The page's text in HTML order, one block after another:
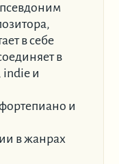
в себе
в
indie и
и
в жанрах